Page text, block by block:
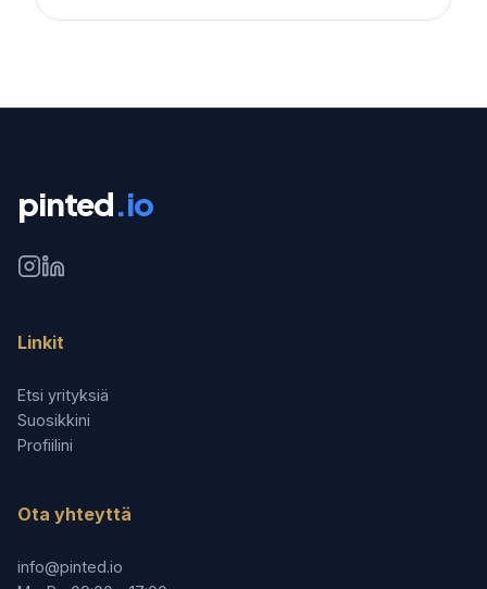
pinted.io
Linkit
Etsi yrityksiä
Suosikkini
Profiilini
Ota yhteyttä
info@pinted.io